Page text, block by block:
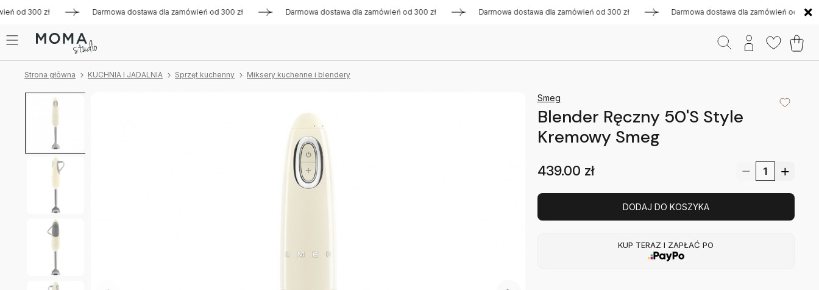
300 zł Darmowa dostawa dla zamówień od 300 zł Darmowa dostawa dla zamówień od 300 zł Darmowa dostawa dla zamówień od 300 zł Darmowa dostawa dla zamówień od 300 zł
Strona główna KUCHNIA I JADALNIA Sprzęt kuchenny Miksery kuchenne i blendery
Smeg
Blender Ręczny 50'S Style
Kremowy Smeg
439.00 zł
DODAJ DO KOSZYKA
KUP TERAZ I ZAPŁAĆ PO